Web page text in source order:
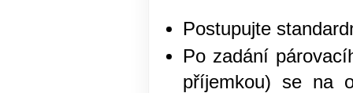
Postupujte
Po zadání
příjemkou) se na